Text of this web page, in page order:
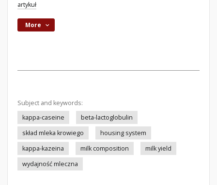
artykuł
More
Subject and keywords:
kappa-caseine
beta-lactoglobulin
skład mleka krowiego
housing system
kappa-kazeina
milk composition
milk yield
wydajność mleczna